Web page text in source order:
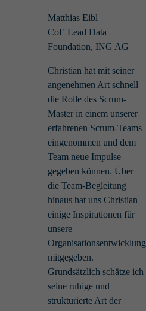
Matthias Eibl
CoE Lead Data
Foundation, ING AG
Christian hat mit seiner
angenehmen Art schnell
die Rolle des Scrum-
Master in einem unserer
erfahrenen Scrum-Teams
eingenommen und dem
Team neue Impulse
gegeben können. Über
die Team-Begleitung
hinaus hat uns Christian
einige Inspirationen für
unsere
Organisationsentwicklung
mitgegeben.
Grundsätzlich schätze ich
seine ruhige und
strukturierte Art der